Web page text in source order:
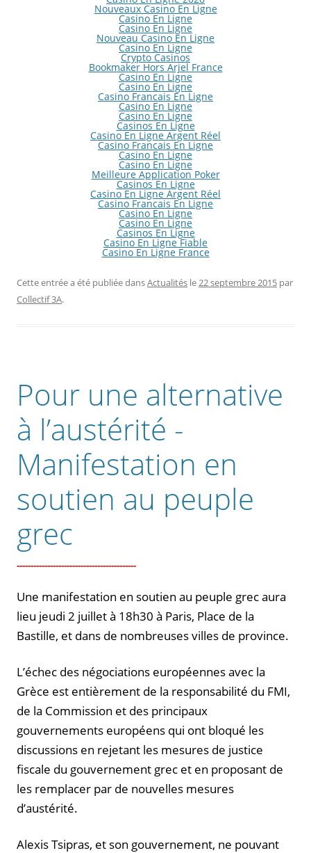
Nouveaux Casino En Ligne
Casino En Ligne
Casino En Ligne
Nouveau Casino En Ligne
Casino En Ligne
Crypto Casinos
Bookmaker Hors Arjel France
Casino En Ligne
Casino En Ligne
Casino Francais En Ligne
Casino En Ligne
Casino En Ligne
Casinos En Ligne
Casino En Ligne Argent Réel
Casino Francais En Ligne
Casino En Ligne
Casino En Ligne
Meilleure Application Poker
Casinos En Ligne
Casino En Ligne Argent Réel
Casino Francais En Ligne
Casino En Ligne
Casino En Ligne
Casinos En Ligne
Casino En Ligne Fiable
Casino En Ligne France
Cette entrée a été publiée dansActualités le 22 septembre 2015 par
Collectif 3A.
Pour une alternative
à l’austérité -
Manifestation en
soutien au peuple
grec
Une manifestation en soutien au peuple grec aura
lieu jeudi 2 juillet à 18h30 à Paris, Place de la
Bastille, et dans de nombreuses villes de province.
L’échec des négociations européennes avec la
Grèce est entièrement de la responsabilité du FMI,
de la Commission et des principaux
gouvernements européens qui ont bloqué les
discussions en rejetant les mesures de justice
fiscale du gouvernement grec et en proposant de
les remplacer par de nouvelles mesures
d’austérité.
Alexis Tsipras, et son gouvernement, ne pouvant